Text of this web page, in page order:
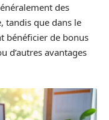
des
tandis que dans le
bénéficier de bonus
d’autres avantages